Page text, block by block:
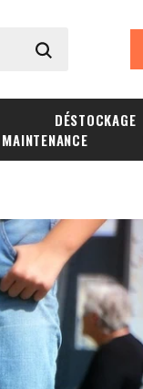
DÉSTOCKAGE
MAINTENANCE